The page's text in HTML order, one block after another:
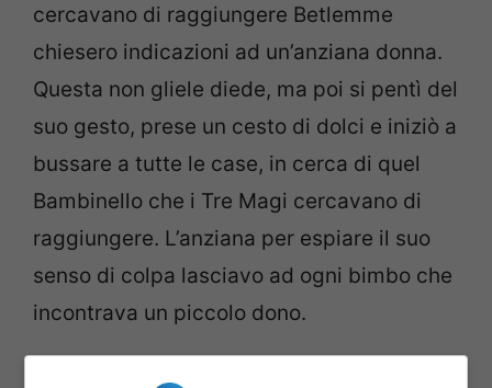
cercavano di raggiungere Betlemme
chiesero indicazioni ad un’anziana donna.
Questa non gliele diede, ma poi si pentì del
suo gesto, prese un cesto di dolci e iniziò a
bussare a tutte le case, in cerca di quel
Bambinello che i Tre Magi cercavano di
raggiungere. L’anziana per espiare il suo
senso di colpa lasciavo ad ogni bimbo che
incontrava un piccolo dono.
La Befana è quindi un’immagine positiva.